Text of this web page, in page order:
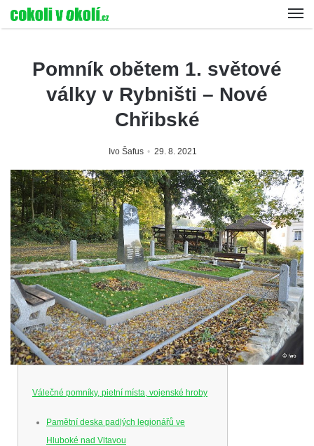
Pomník obětem 1. světové
války v Rybništi – Nové
Chřibské
Ivo Šafus 29. 8. 2021
Válečné pomníky, pietní místa, vojenské hroby
Pamětní deska padlých legionářů ve
Hluboké nad Vltavou